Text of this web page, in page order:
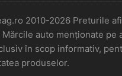
2010-2026 Preturile
Mărcile auto menționate pe
în scop informativ,
produselor.